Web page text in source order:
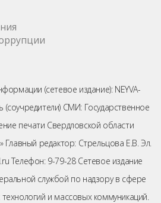
(сетевое издание): NEYVA-
(соучредители) СМИ: Государственное
печати Свердловской области
Главный редактор: Стрельцова Е.В. Эл.
Телефон: 9-79-28 Сетевое издание
службой по надзору в сфере
и массовых коммуникаций.